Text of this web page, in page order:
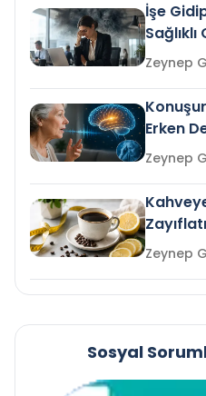
İşe
Gelir
Erken
mi?
Sosyal